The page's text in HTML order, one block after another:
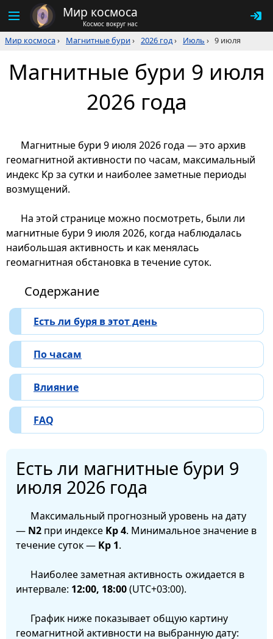
Мир космоса
Космос вокруг нас
Мир космоса› Магнитные бури› 2026 год› Июль › 9 июля
Магнитные бури 9 июля
2026 года
Магнитные бури 9 июля 2026 года — это архив
геомагнитной активности по часам, максимальный
индекс Kp за сутки и наиболее заметные периоды
возмущений.
На этой странице можно посмотреть, были ли
магнитные бури 9 июля 2026, когда наблюдалась
наибольшая активность и как менялась
геомагнитная обстановка в течение суток.
Содержание
Есть ли буря в этот день
По часам
Влияние
FAQ
Есть ли магнитные бури 9
июля 2026 года
Максимальный прогнозный уровень на дату
— N2 при индексе Kp 4. Минимальное значение в
течение суток — Kp 1.
Наиболее заметная активность ожидается в
интервале: 12:00, 18:00(UTC+03:00).
График ниже показывает общую картину
геомагнитной активности на выбранную дату: